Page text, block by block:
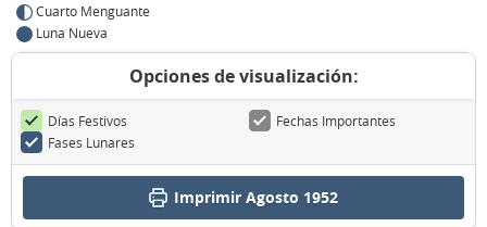
Cuarto Menguante
Luna Nueva
Opciones de visualización:
Días Festivos
Fechas Importantes
Fases Lunares
Imprimir Agosto 1952